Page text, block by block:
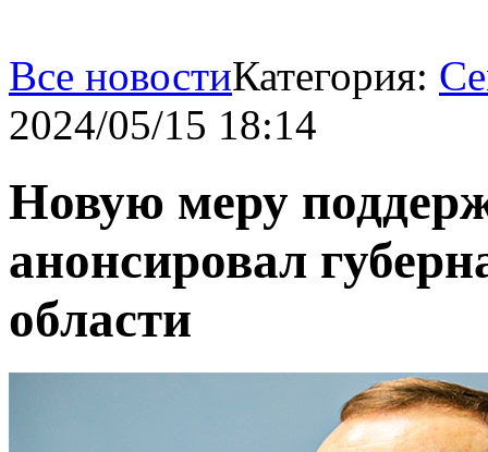
Все новостиКатегория:
2024/05/15 18:14
Новую меру
анонсировал
области